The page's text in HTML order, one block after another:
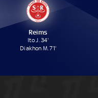
Reims
Ito J. 34'
Diakhon M. 71'